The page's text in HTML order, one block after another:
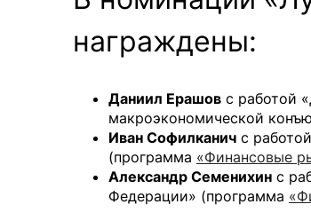
награждены:
Даниил Ерашов с работой
макроэкономической
Иван Софилканич с
(программа «Финансовые
Александр Семенихин с
Федерации» (программа